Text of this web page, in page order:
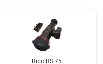
Rico RS 75